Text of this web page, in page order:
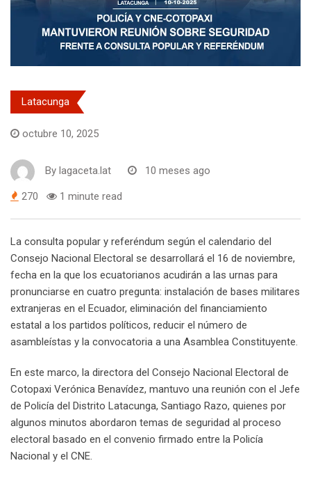
Latacunga
octubre 10, 2025
By lagaceta.lat 10 meses ago
270 1 minute read
La consulta popular y referéndum según el calendario del
Consejo Nacional Electoral se desarrollará el 16 de noviembre,
fecha en la que los ecuatorianos acudirán a las urnas para
pronunciarse en cuatro pregunta: instalación de bases militares
extranjeras en el Ecuador, eliminación del financiamiento
estatal a los partidos políticos, reducir el número de
asambleístas y la convocatoria a una Asamblea Constituyente.
En este marco, la directora del Consejo Nacional Electoral de
Cotopaxi Verónica Benavídez, mantuvo una reunión con el Jefe
de Policía del Distrito Latacunga, Santiago Razo, quienes por
algunos minutos abordaron temas de seguridad al proceso
electoral basado en el convenio firmado entre la Policía
Nacional y el CNE.